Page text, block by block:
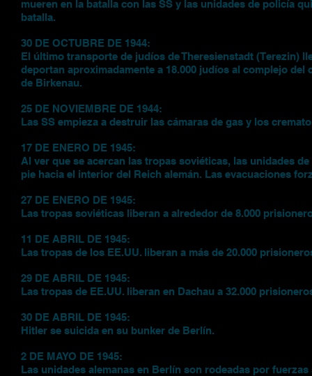
mueren en la batalla con las SS y las unidades de policía
batalla.
30 DE OCTUBRE DE 1944:
El último transporte de judíos de Theresienstadt (Terezin)
deportan aproximadamente a 18.000 judíos al complejo
de Birkenau.
25 DE NOVIEMBRE DE 1944:
Las SS empieza a destruir las cámaras de gas y los
17 DE ENERO DE 1945:
Al ver que se acercan las tropas soviéticas, las unidades
pie hacia el interior del Reich alemán. Las evacuaciones
27 DE ENERO DE 1945:
Las tropas soviéticas liberan a alrededor de 8.000
11 DE ABRIL DE 1945:
Las tropas de los EE.UU. liberan a más de 20.000
29 DE ABRIL DE 1945:
Las tropas de EE.UU. liberan en Dachau a 32.000
30 DE ABRIL DE 1945:
Hitler se suicida en su bunker de Berlín.
2 DE MAYO DE 1945:
Las unidades alemanas en Berlín son rodeadas por